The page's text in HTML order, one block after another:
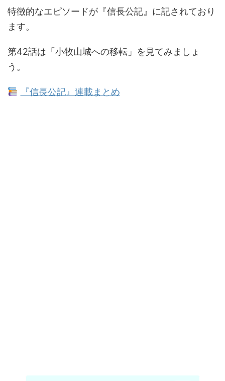
特徴的なエピソードが『信長公記』に記されており
ます。
第42話は「小牧山城への移転」を見てみましょ
う。
『信長公記』連載まとめ